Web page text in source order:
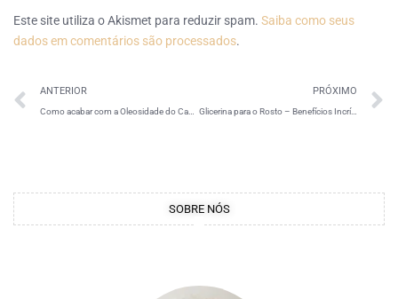
Este site utiliza o Akismet para reduzir spam. Saiba como seus
dados em comentários são processados.
ANTERIOR PRÓXIMO
Glicerina para o Rosto – Benefícios Incríveis!
SOBRE NÓS